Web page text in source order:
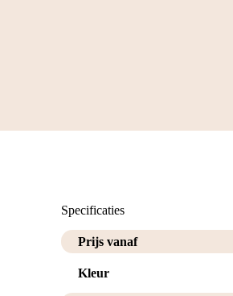
Specificaties
Prijs vanaf
Kleur